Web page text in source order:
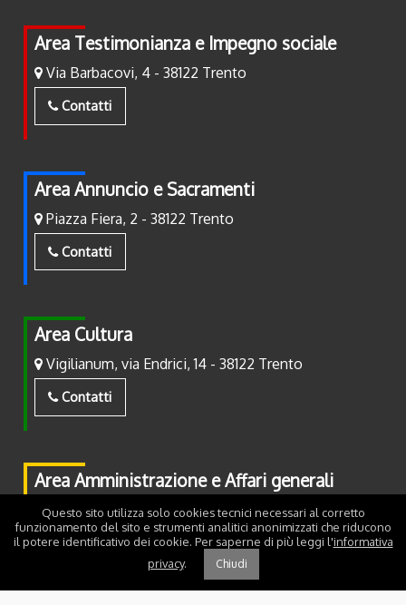
Area Testimonianza e Impegno sociale
Via Barbacovi, 4 - 38122 Trento
Contatti
Area Annuncio e Sacramenti
Piazza Fiera, 2 - 38122 Trento
Contatti
Area Cultura
Vigilianum, via Endrici, 14 - 38122 Trento
Contatti
Area Amministrazione e Affari generali
Piazza Fiera, 2 - 38122 Trento
Contatti
Questo sito utilizza solo cookies tecnici necessari al corretto
funzionamento del sito e strumenti analitici anonimizzati che riducono
il potere identificativo dei cookie. Per saperne di più leggi l'informativa
privacy. Chiudi